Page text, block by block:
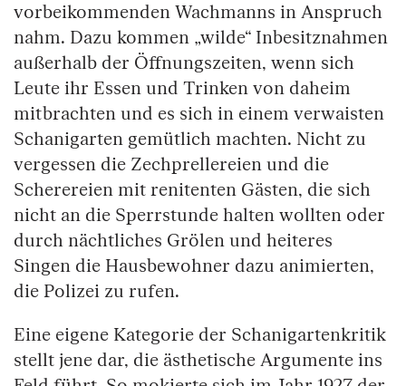
vorbeikommenden Wachmanns in Anspruch
nahm. Dazu kommen „wilde“ Inbesitznahmen
außerhalb der Öffnungszeiten, wenn sich
Leute ihr Essen und Trinken von daheim
mitbrachten und es sich in einem verwaisten
Schanigarten gemütlich machten. Nicht zu
vergessen die Zechprellereien und die
Scherereien mit renitenten Gästen, die sich
nicht an die Sperrstunde halten wollten oder
durch nächtliches Grölen und heiteres
Singen die Hausbewohner dazu animierten,
die Polizei zu rufen.
Eine eigene Kategorie der Schanigartenkritik
stellt jene dar, die ästhetische Argumente ins